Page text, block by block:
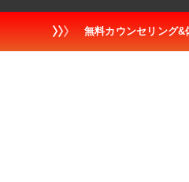
無料カウンセリング&